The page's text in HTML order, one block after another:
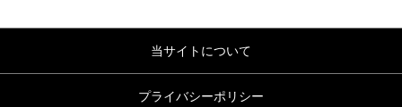
当サイトについて
プライバシーポリシー